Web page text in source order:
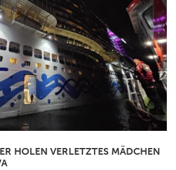
HOLEN VERLETZTES MÄDCHEN